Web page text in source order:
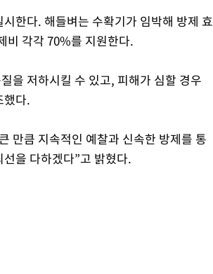
한다. 해들벼는 수확기가 임박해 방제 효
비 각각 70%를 지원한다.
을 저하시킬 수 있고, 피해가 심할 경우
했다.
만큼 지속적인 예찰과 신속한 방제를 통
을 다하겠다”고 밝혔다.